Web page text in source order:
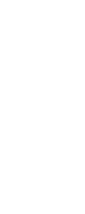
controles
por la
desarrolla
patrimonial